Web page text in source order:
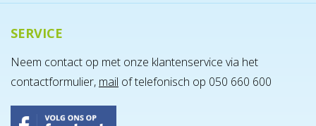
SERVICE
Neem contact op met onze klantenservice via het
contactformulier, mail of telefonisch op 050 660 600